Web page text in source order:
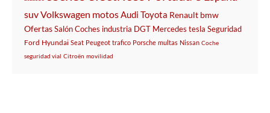
suvVolkswagen motosAudi Toyota Renault bmw
OfertasSalónCoches industria DGT Mercedes tesla Seguridad
Ford Hyundai Seat Peugeot trafico Porsche multas Nissan Coche
seguridad vial Citroën movilidad